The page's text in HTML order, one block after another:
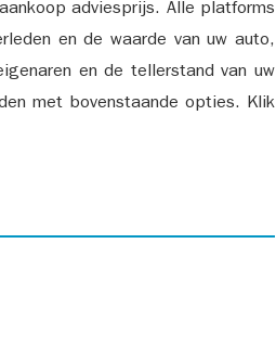
adviesprijs. Alle platforms
en de waarde van uw auto,
en de tellerstand van uw
met bovenstaande opties. Klik